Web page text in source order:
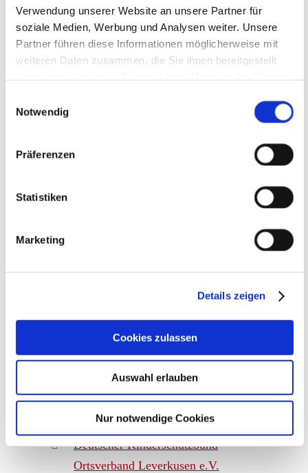
Verwendung unserer Website an unsere Partner für
soziale Medien, Werbung und Analysen weiter. Unsere
Partner führen diese Informationen möglicherweise mit
weiteren Daten zusammen, die Sie ihnen bereitgestellt
Notwendig
Präferenzen
Statistiken
Marketing
Details zeigen
Cookies zulassen
Auswahl erlauben
Nur notwendige Cookies
weitere Beratungs- und
Betreuungsangebote des
Kinderschutzbundes in Leverkusen. Neben
und Erziehungsberatung oder der
Gerichtsverfahren. Für die „Aufsuchende
Betroffenen zu Hause Lösungen zur
Vermeidung von Streitigkeiten,
Vernachlässigung oder Verwahrlosung
erarbeiten und begleiten.
Deutscher Kinderschutzbund
Ortsverband Leverkusen e.V.